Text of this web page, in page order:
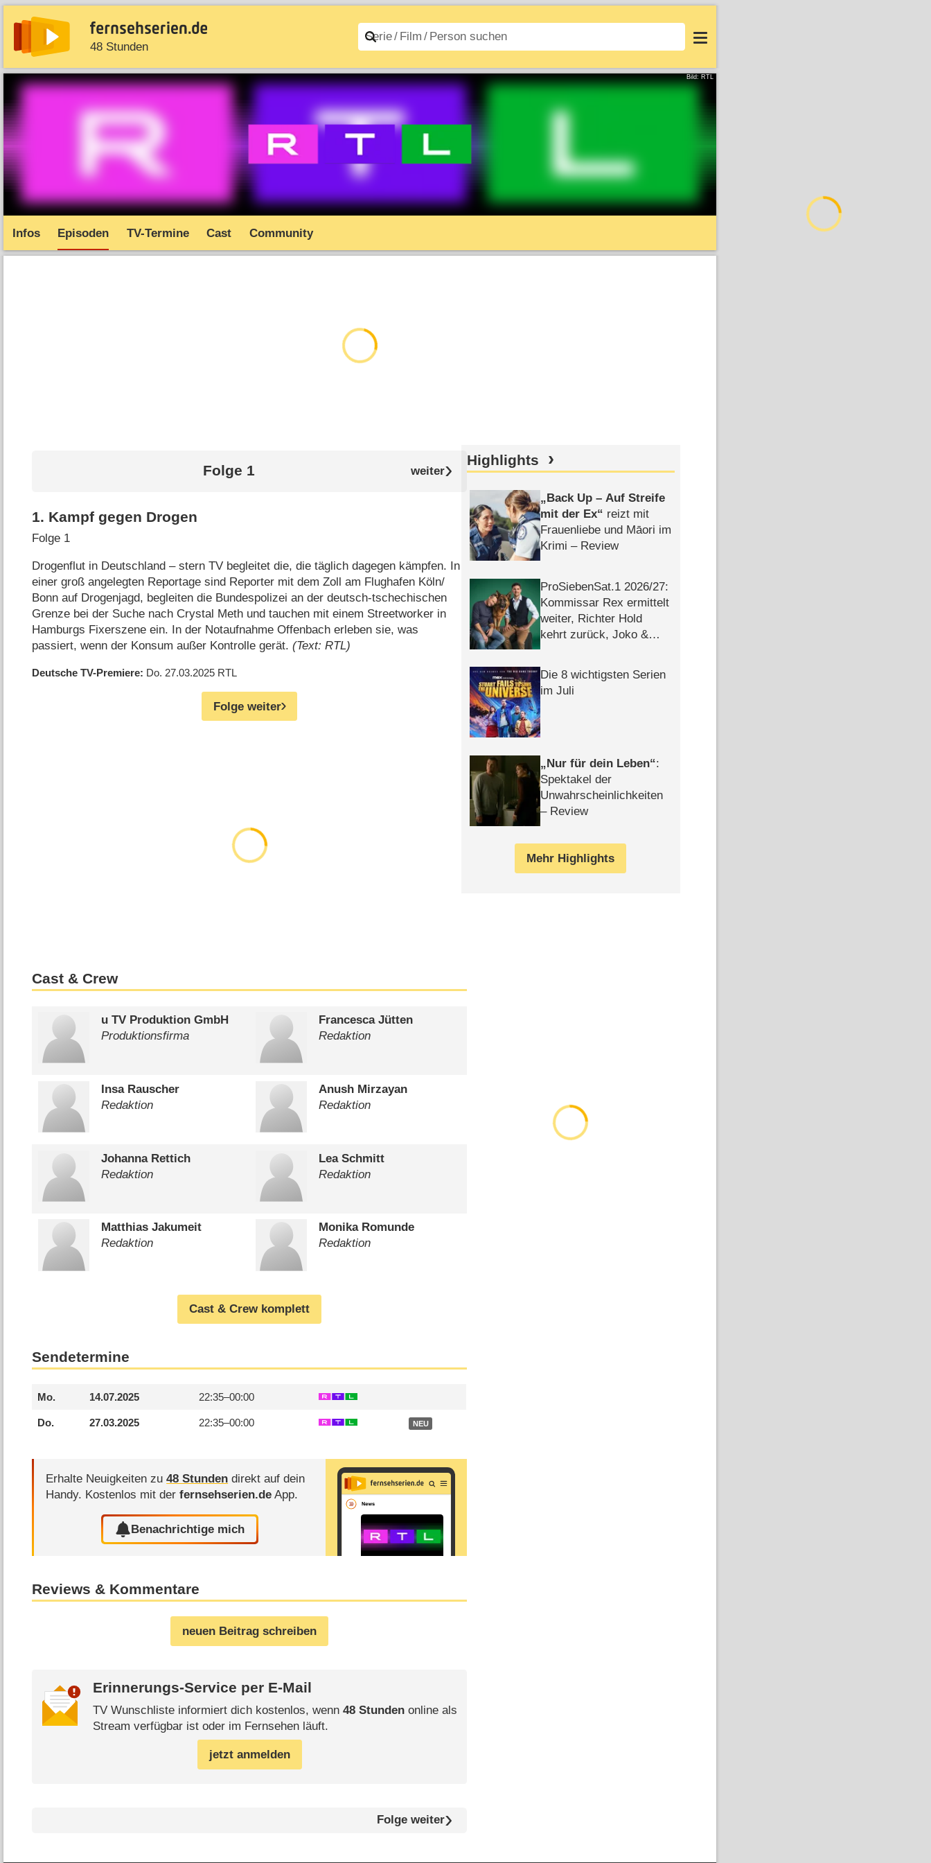
48 Stunden
News Entdecken Streaming Filme A–Z Login
Bild: RTL
Infos Episoden TV-Termine Cast Community
Folge 1
1. Kampf gegen Drogen
Folge 1
Drogenflut in Deutschland – stern TV begleitet die, die täglich dagegen kämpfen. In
einer groß angelegten Reportage sind Reporter mit dem Zoll am Flughafen Köln/​
Bonn auf Drogenjagd, begleiten die Bundespolizei an der deutsch-tschechischen
Grenze bei der Suche nach Crystal Meth und tauchen mit einem Streetworker in
Hamburgs Fixerszene ein. In der Notaufnahme Offenbach erleben sie, was
passiert, wenn der Konsum außer Kontrolle gerät.(Text: RTL)
Deutsche TV-Premiere Do. 27.03.2025 RTL
Folge weiter
Cast & Crew
u TV Produktion GmbH
Produktionsfirma
Francesca Jütten
Redaktion
Insa Rauscher
Redaktion
Anush Mirzayan
Redaktion
Johanna Rettich
Redaktion
Lea Schmitt
Redaktion
Matthias Jakumeit
Redaktion
Monika Romunde
Redaktion
Cast & Crew komplett
Sendetermine
Mo. 14.07.2025 22:35–00:00
Do. 27.03.2025 22:35–00:00 NEU
Erhalte Neuigkeiten zu48 Stunden direkt auf dein
Handy. Kostenlos mit derfernsehserien.de App.
Benachrichtige mich
Reviews & Kommentare
neuen Beitrag schreiben
Erinnerungs-Service per E-Mail
TV Wunschliste informiert dich kostenlos, wenn 48 Stundenonline als
Stream verfügbar ist oder im Fernsehen läuft.
jetzt anmelden
Folge weiter
Highlights
Back Up – Auf Streife
mit der Ex
reizt mit
Frauenliebe und Māori im
Krimi – Review
ProSiebenSat.1 2026/​27:
Kommissar Rex ermittelt
weiter, Richter Hold
kehrt zurück, Joko &
Die 8 wichtigsten Serien
im Juli
Nur für dein Leben :
Spektakel der
Unwahrscheinlichkeiten
– Review
Mehr Highlights